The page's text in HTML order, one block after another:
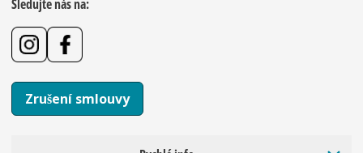
Sledujte nás na:
Zrušení smlouvy